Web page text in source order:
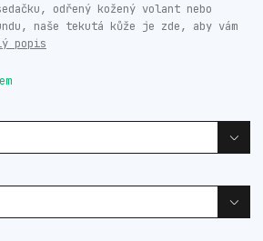
odřený kožený volant nebo
naše tekutá kůže je zde, aby vám
popis